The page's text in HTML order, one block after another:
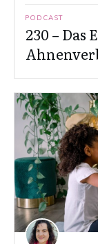
PODCAST
230 – Das